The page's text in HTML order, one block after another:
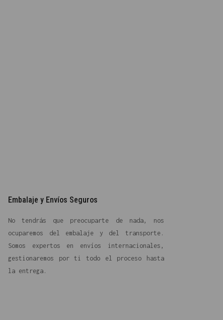
Embalaje y Envíos Seguros
No tendrás que preocuparte de nada, nos
ocuparemos del embalaje y del transporte.
Somos expertos en envíos internacionales,
gestionaremos por ti todo el proceso hasta
la entrega.